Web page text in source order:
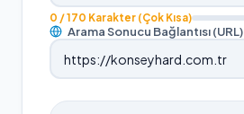
0 / 170 Karakter (Çok Kısa)
Arama Sonucu Bağlantısı (URL)